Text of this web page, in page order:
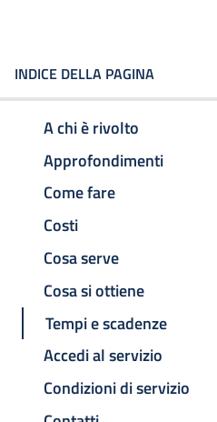
INDICE DELLA PAGINA
A chi è rivolto
Approfondimenti
Come fare
Costi
Cosa serve
Cosa si ottiene
Tempi e scadenze
Accedi al servizio
Condizioni di servizio